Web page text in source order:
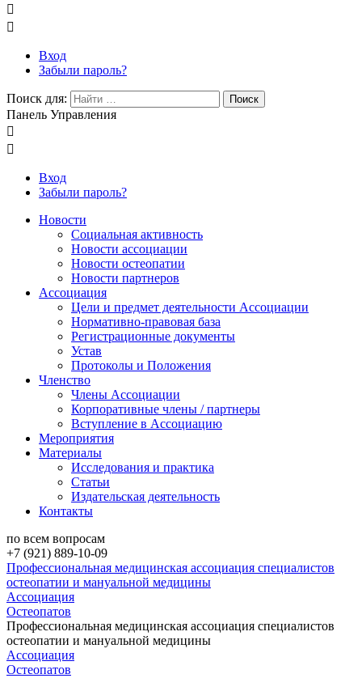


Вход
Забыли пароль?
Поиск для: Поиск
Панель Управления


Вход
Забыли пароль?
Новости
Социальная активность
Новости ассоциации
Новости остеопатии
Новости партнеров
Ассоциация
Цели и предмет деятельности Ассоциации
Нормативно-правовая база
Регистрационные документы
Устав
Протоколы и Положения
Членство
Члены Ассоциации
Корпоративные члены / партнеры
Вступление в Ассоциацию
Мероприятия
Материалы
Исследования и практика
Статьи
Издательская деятельность
Контакты
по всем вопросам
+7 (921) 889-10-09
Профессиональная медицинская ассоциация специалистов
остеопатии и мануальной медицины
Ассоциация
Остеопатов
Профессиональная медицинская ассоциация специалистов
остеопатии и мануальной медицины
Ассоциация
Остеопатов